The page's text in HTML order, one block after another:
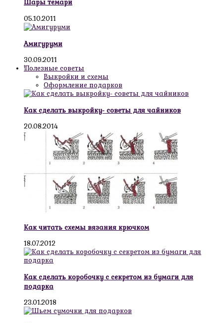
Шары темари
05.10.2011
Амигуруми
30.09.2011
!Полезные советы
Выкройки и схемы
Оформление подарков
Как сделать выкройку- советы для чайников
20.08.2014
Как читать схемы вязания крючком
18.07.2012
Как сделать коробочку с секретом из бумаги для
подарка
23.01.2018